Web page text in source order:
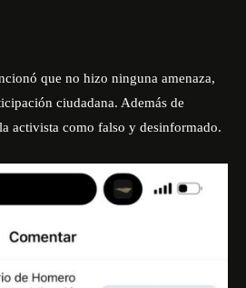
que no hizo ninguna amenaza,
ciudadana. Además de
activista como falso y desinformado.